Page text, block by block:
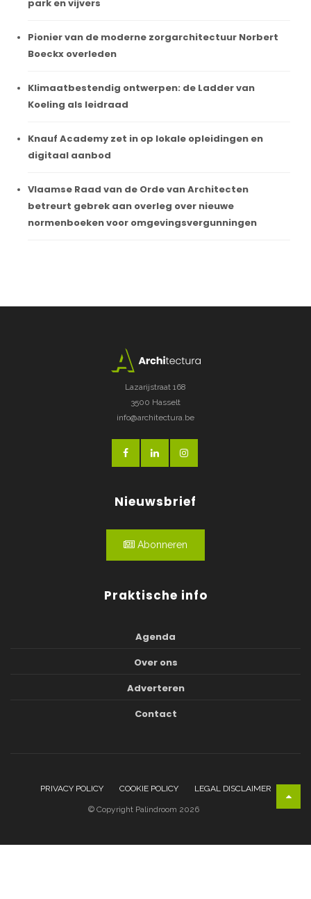
park en vijvers
Pionier van de moderne zorgarchitectuur Norbert
Boeckx overleden
Klimaatbestendig ontwerpen: de Ladder van
Koeling als leidraad
Knauf Academy zet in op lokale opleidingen en
digitaal aanbod
Vlaamse Raad van de Orde van Architecten
betreurt gebrek aan overleg over nieuwe
normenboeken voor omgevingsvergunningen
Lazarijstraat 168
3500 Hasselt
info@architectura.be
Nieuwsbrief
Abonneren
Praktische info
Agenda
Over ons
Adverteren
Contact
PRIVACY POLICY COOKIE POLICY LEGAL DISCLAIMER
© Copyright Palindroom 2026